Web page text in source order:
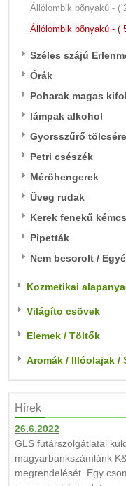
Állólombik bõnyakú - (
Állólombik bõnyakú - (
Széles szájú
Órák
Poharak magas
lámpak alkohol
Gyorsszűrő
Petri csészék
Mérőhengerek
Üveg rudak
Kerek fenekű
Pipetták
Nem besorolt /
Kozmetikai
Világíto csövek
Elemek / Töltők
Aromák / Illóolajak /
Hírek
26.6.2022
GLS futárszolgátlatal
magyarbankszámlánk
megrendelését. Egy